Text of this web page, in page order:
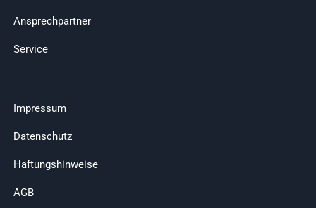
Ansprechpartner
Service
Impressum
Datenschutz
Haftungshinweise
AGB